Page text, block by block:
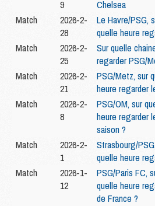
9
Chelsea
Match
2026-2-
28
Le Havre/PSG,
quelle heure
Match
2026-2-
25
Sur quelle
regarder PSG/
Match
2026-2-
21
PSG/Metz, sur
heure regarder
Match
2026-2-
8
PSG/OM, sur
heure regarder
saison ?
Match
2026-2-
1
Strasbourg/
quelle heure
Match
2026-1-
12
PSG/Paris FC,
quelle heure
de France ?